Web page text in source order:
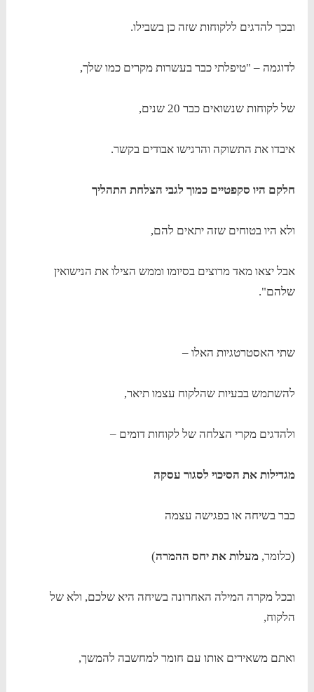
ובכך להדגים ללקוחות שזה כן בשבילו.
לדוגמה – "טיפלתי כבר בעשרות מקרים כמו שלך,
של לקוחות שנשואים כבר 20 שנים,
איבדו את התשוקה והרגישו אבודים בקשר.
חלקם היו סקפטיים כמוך לגבי הצלחת התהליך
ולא היו בטוחים שזה יתאים להם,
אבל יצאו מאד מרוצים בסיומו וממש הצילו את הנישואין
שלהם".
שתי האסטרטגיות האלו –
להשתמש בבעיות שהלקוח עצמו תיאר,
ולהדגים מקרי הצלחה של לקוחות דומים –
מגדילות את הסיכוי לסגור עסקה
כבר בשיחה או בפגישה עצמה
(כלומר,מעלות את יחס ההמרה)
ובכל מקרה המילה האחרונה בשיחה היא שלכם, ולא של
הלקוח,
ואתם משאירים אותו עם חומר למחשבה להמשך,